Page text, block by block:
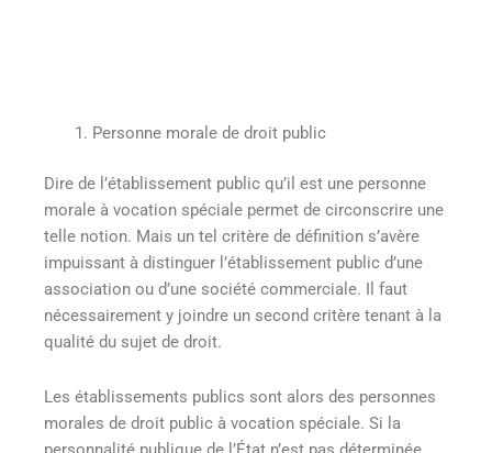
Personne morale de droit public
Dire de l’établissement public qu’il est une personne
morale à vocation spéciale permet de circonscrire une
telle notion. Mais un tel critère de définition s’avère
impuissant à distinguer l’établissement public d’une
association ou d’une société commerciale. Il faut
nécessairement y joindre un second critère tenant à la
qualité du sujet de droit.
Les établissements publics sont alors des personnes
morales de droit public à vocation spéciale. Si la